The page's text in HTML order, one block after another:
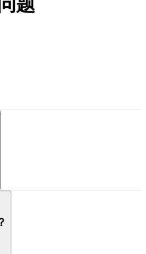
地推荐。ProhostAI 会根据
房客无需联系你就能获得所
后你可以随意修改任何内
写。